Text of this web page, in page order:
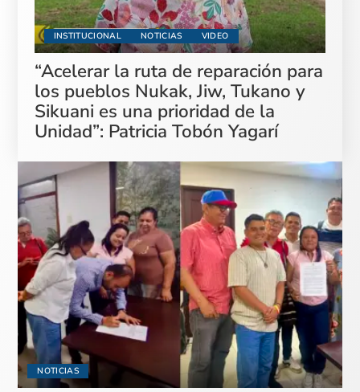
INSTITUCIONAL NOTICIAS VIDEO
“Acelerar la ruta de reparación para
los pueblos Nukak, Jiw, Tukano y
Sikuani es una prioridad de la
Unidad”: Patricia Tobón Yagarí
NOTICIAS